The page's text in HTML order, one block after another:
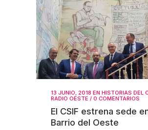
13 JUNIO, 2018 EN HISTORIAS DEL
RADIO OESTE / 0 COMENTARIOS
El CSIF estrena sede
Barrio del Oeste